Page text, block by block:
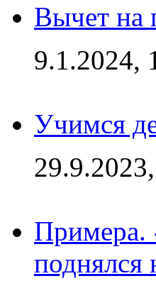
Вычет на
9.1.2024,
Учимся
Примера.
поднялся